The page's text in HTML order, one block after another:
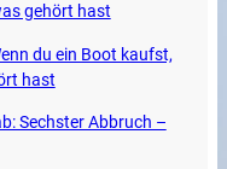
gehört hast
du ein Boot kaufst,
hast
Sechster Abbruch –